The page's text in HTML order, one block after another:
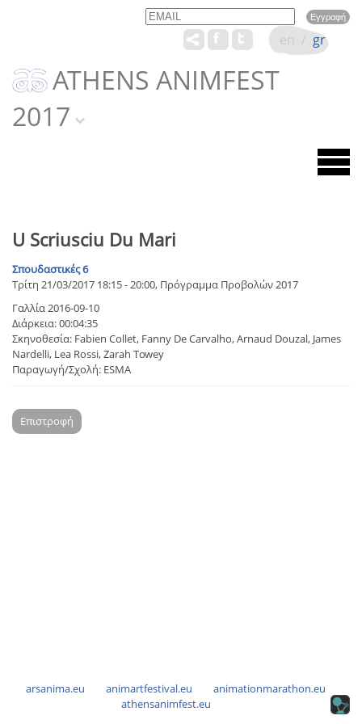
Email Name
ATHENS ANIMFEST
2017
en / gr
U Scriusciu Du Mari
Σπουδαστικές 6
Τρίτη 21/03/2017 18:15 - 20:00, Πρόγραμμα Προβολών 2017
Γαλλία 2016-09-10
Διάρκεια: 00:04:35
Σκηνοθεσία: Fabien Collet, Fanny De Carvalho, Arnaud Douzal, James
Nardelli, Lea Rossi, Zarah Towey
Παραγωγή/Σχολή: ESMA
Επιστροφή
arsanima.eu animartfestival.eu
animationmarathon.eu
athensanimfest.eu